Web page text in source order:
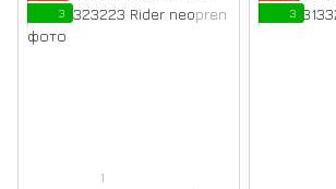
3
1
3